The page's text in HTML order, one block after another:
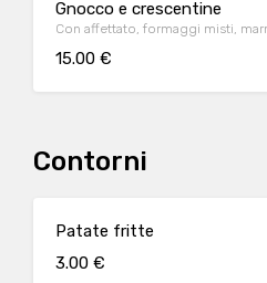
Gnocco e crescentine
Con affettato, formaggi misti,
15.00 €
Contorni
Patate fritte
3.00 €